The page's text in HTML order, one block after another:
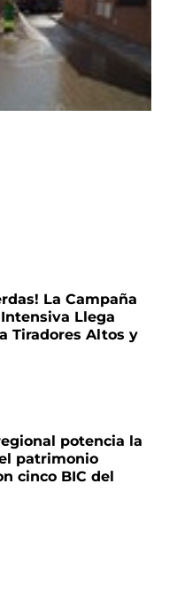
La Campaña
Llega
Tiradores Altos y
potencia la
patrimonio
cinco BIC del